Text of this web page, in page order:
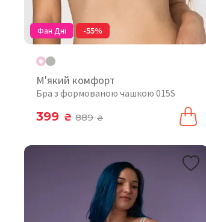
Фан Дні -55%
М'який комфорт
Бра з формованою чашкою 015S
399 ₴ 889₴